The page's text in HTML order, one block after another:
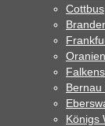
Cottbus
Bernau
Königs